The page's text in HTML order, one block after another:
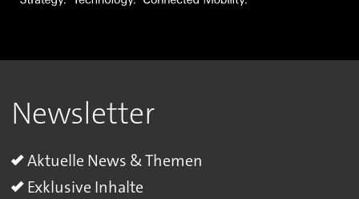
Newsletter
Aktuelle News & Themen
Exklusive Inhalte